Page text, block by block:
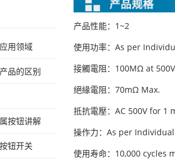
产品性能：1~2
使用功率：As per
接觸電阻：100MΩ at
絕緣電阻：70mΩ Max.
抵抗電壓：AC 500V for 1
操作力：As per
使用寿命：10,000 cycles
用领域
品的区别
按钮讲解
钮开关